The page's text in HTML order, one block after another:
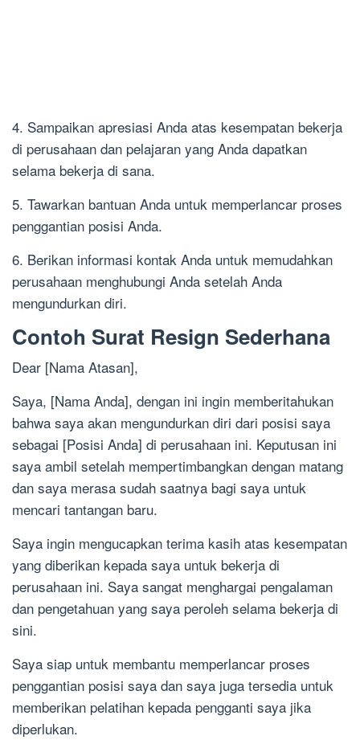
4. Sampaikan apresiasi Anda atas kesempatan bekerja
di perusahaan dan pelajaran yang Anda dapatkan
selama bekerja di sana.
5. Tawarkan bantuan Anda untuk memperlancar proses
penggantian posisi Anda.
6. Berikan informasi kontak Anda untuk memudahkan
perusahaan menghubungi Anda setelah Anda
mengundurkan diri.
Contoh Surat Resign Sederhana
Dear [Nama Atasan],
Saya, [Nama Anda], dengan ini ingin memberitahukan
bahwa saya akan mengundurkan diri dari posisi saya
sebagai [Posisi Anda] di perusahaan ini. Keputusan ini
saya ambil setelah mempertimbangkan dengan matang
dan saya merasa sudah saatnya bagi saya untuk
mencari tantangan baru.
Saya ingin mengucapkan terima kasih atas kesempatan
yang diberikan kepada saya untuk bekerja di
perusahaan ini. Saya sangat menghargai pengalaman
dan pengetahuan yang saya peroleh selama bekerja di
sini.
Saya siap untuk membantu memperlancar proses
penggantian posisi saya dan saya juga tersedia untuk
memberikan pelatihan kepada pengganti saya jika
diperlukan.